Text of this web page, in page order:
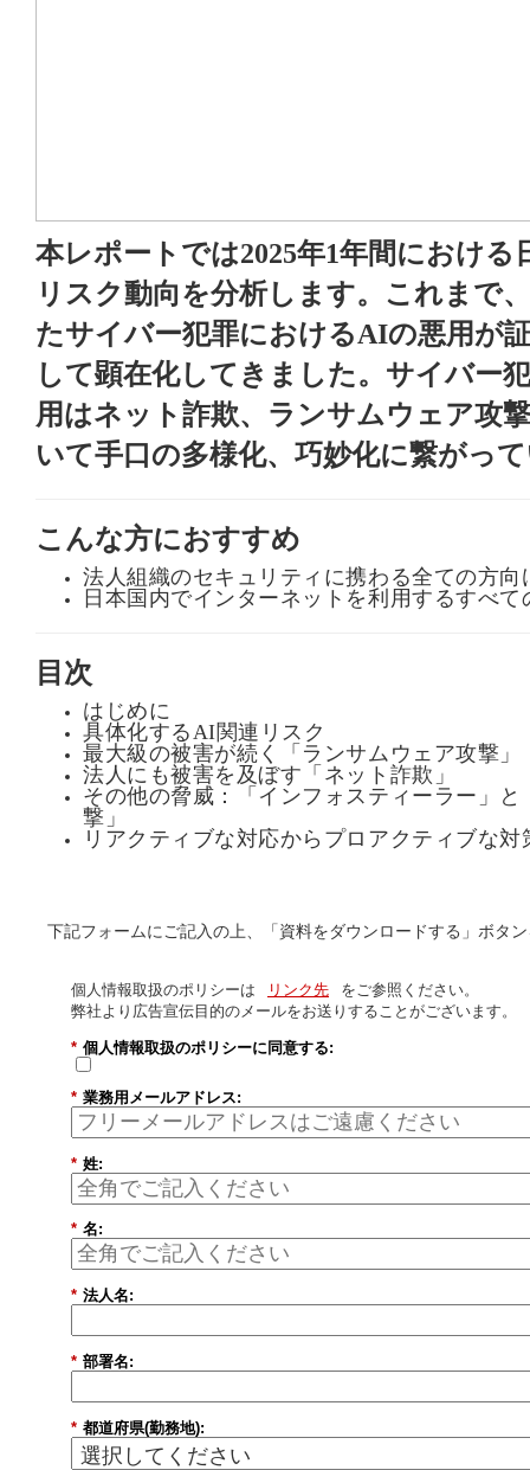
申
込
本レポートでは2025年1年間における
リスク動向を分析します。これまで
たサイバー犯罪におけるAIの悪用が
して顕在化してきました。サイバー
用はネット詐欺、ランサムウェア攻
いて手口の多様化、巧妙化に繋がっ
こんな方におすすめ
法人組織のセキュリティに携わる全ての方向
日本国内でインターネットを利用するすべて
目次
はじめに
具体化するAI関連リスク
最大級の被害が続く「ランサムウェア攻撃」
法人にも被害を及ぼす「ネット詐欺」
その他の脅威：「インフォスティーラー」
撃」
リアクティブな対応からプロアクティブな対
下記フォームにご記入の上、「資料をダウンロードする」ボタ
個人情報取扱のポリシーは リンク先
をご参照ください。
弊社より広告宣伝目的のメールをお送りすることがございます。
* 個人情報取扱のポリシーに同意する:
* 業務用メールアドレス:
* 姓:
* 名:
* 法人名:
* 部署名:
* 都道府県(勤務地):